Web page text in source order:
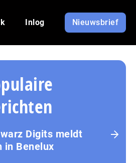
Inlog Nieuwsbrief
Digits meldt
in Benelux